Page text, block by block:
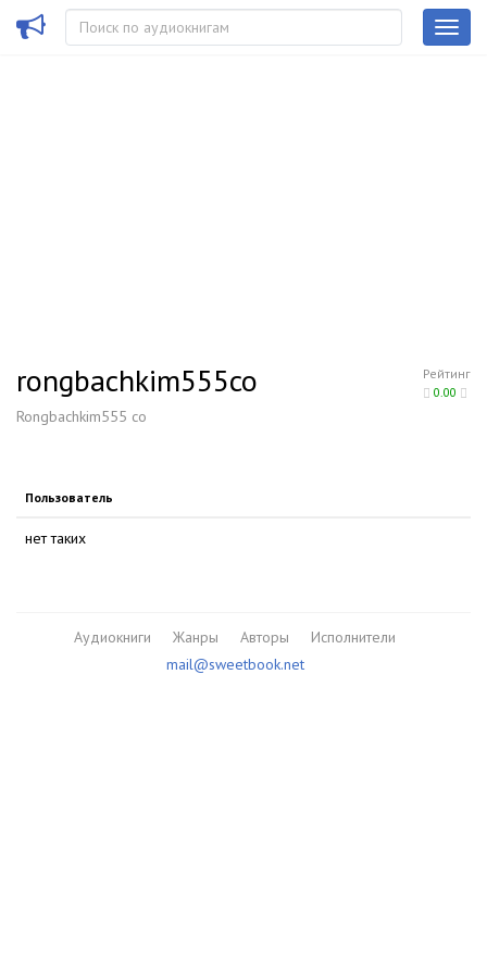
Рейтинг
0.00
rongbachkim555co
Rongbachkim555 co
Пользователь
нет таких
Аудиокниги Жанры Авторы
Исполнители
mail@sweetbook.net